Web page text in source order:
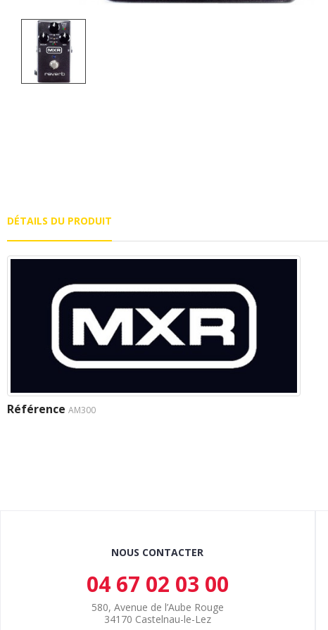
DÉTAILS DU PRODUIT
Référence AM300
NOUS CONTACTER
04 67 02 03 00
580, Avenue de l’Aube Rouge
34170 Castelnau-le-Lez